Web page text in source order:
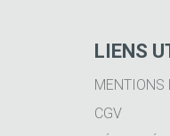
LIENS
MENTIONS
CGV